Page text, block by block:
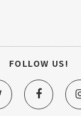
FOLLOW US!